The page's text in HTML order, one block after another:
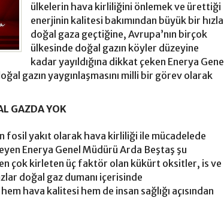
ülkelerin hava kirliliğini önlemek ve ürettiği
enerjinin kalitesi bakımından büyük bir hızla
doğal gaza geçtiğine, Avrupa’nın birçok
ülkesinde doğal gazın köyler düzeyine
kadar yayıldığına dikkat çeken Enerya Genel
gazın yaygınlaşmasını milli bir görev olarak
GAZDA YOK
fosil yakıt olarak hava kirliliği ile mücadelede
Enerya Genel Müdürü Arda Beştaş şu
çok kirleten üç faktör olan kükürt oksitler, is ve
doğal gaz dumanı içerisinde
hava kalitesi hem de insan sağlığı açısından